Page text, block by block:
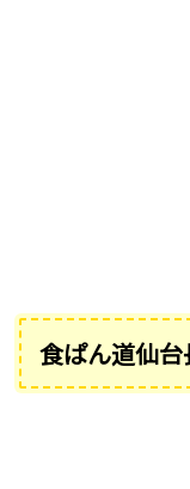
食ぱん道仙